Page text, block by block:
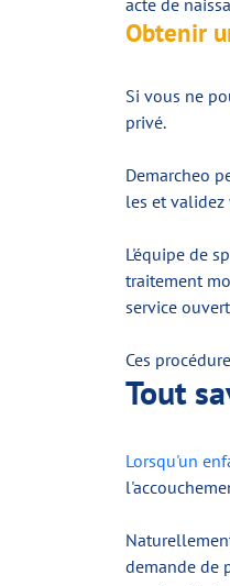
acte de
Obtenir
Si vous ne
privé.
Demarcheo
les et validez
L'équipe de
traitement
service
Ces
Tout
Lorsqu'un
demande de